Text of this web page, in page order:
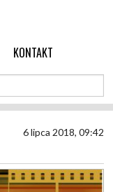
KONTAKT
6 lipca 2018, 09:42